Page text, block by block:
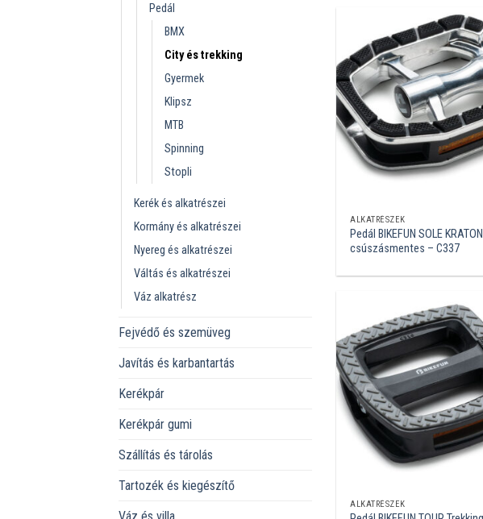
Pedál
BMX
City és trekking
Gyermek
Klipsz
MTB
Spinning
Stopli
Kerék és alkatrészei
Kormány és alkatrészei
Nyereg és alkatrészei
Váltás és alkatrészei
Váz alkatrész
Fejvédő és szemüveg
Javítás és karbantartás
Kerékpár
Kerékpár gumi
Szállítás és tárolás
Tartozék és kiegészítő
ALKATRÉSZEK
Pedál BIKEFUN SOLE
csúszásmentes – C337
ALKATRÉSZEK